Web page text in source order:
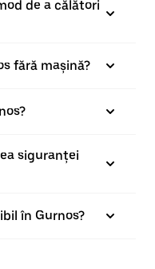
de a călători
fără mașină?
siguranței
în Gurnos?